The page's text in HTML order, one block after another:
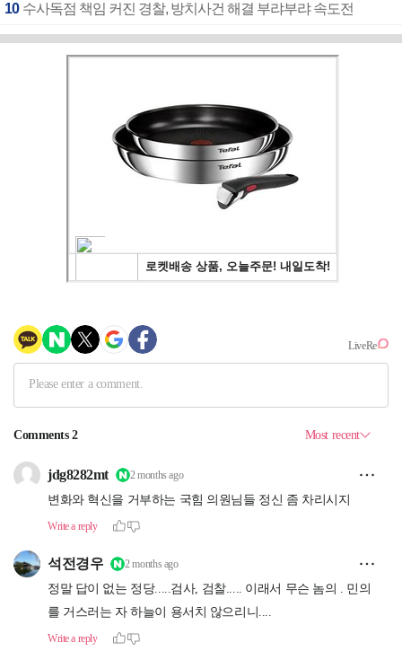
10 수사독점 책임 커진 경찰, 방치사건 해결 부랴부랴 속도전